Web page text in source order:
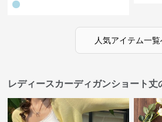
人気アイテム一覧
レディースカーディガンショート丈